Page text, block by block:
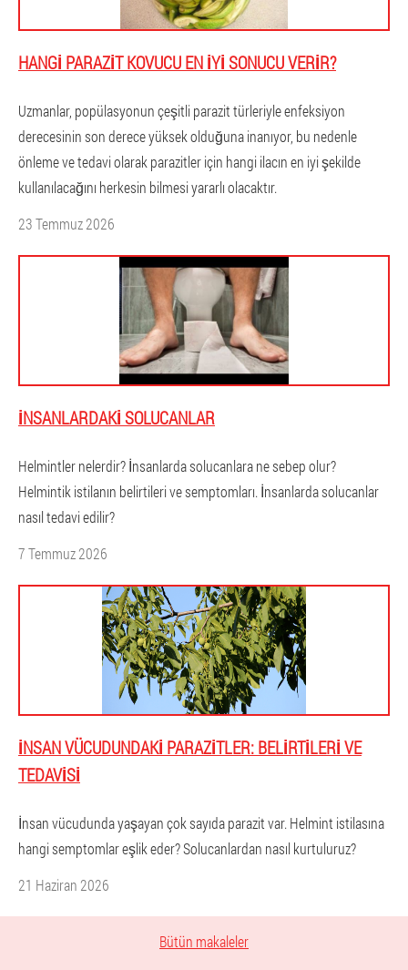
HANGI PARAZIT KOVUCU EN IYI SONUCU VERIR?
Uzmanlar, popülasyonun çeşitli parazit türleriyle enfeksiyon
derecesinin son derece yüksek olduğuna inanıyor, bu nedenle
önleme ve tedavi olarak parazitler için hangi ilacın en iyi şekilde
kullanılacağını herkesin bilmesi yararlı olacaktır.
23 Temmuz 2026
İNSANLARDAKI SOLUCANLAR
Helmintler nelerdir? İnsanlarda solucanlara ne sebep olur?
Helmintik istilanın belirtileri ve semptomları. İnsanlarda solucanlar
nasıl tedavi edilir?
7 Temmuz 2026
İNSAN VÜCUDUNDAKI PARAZITLER: BELIRTILERI VE
TEDAVISI
İnsan vücudunda yaşayan çok sayıda parazit var. Helmint istilasına
hangi semptomlar eşlik eder? Solucanlardan nasıl kurtuluruz?
21 Haziran 2026
Bütün makaleler